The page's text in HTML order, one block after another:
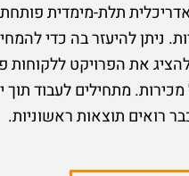
תלת-מימדית
ניתן להיעזר בה כדי
את הפרויקט ללקוחות
רואים תוצאות ראשוניות.